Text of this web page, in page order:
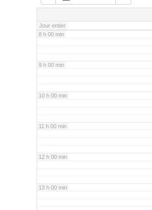
Jour entier
7 h 00 min
8 h 00 min
9 h 00 min
10 h 00 min
11 h 00 min
12 h 00 min
13 h 00 min